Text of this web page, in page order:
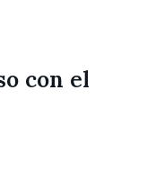
con el